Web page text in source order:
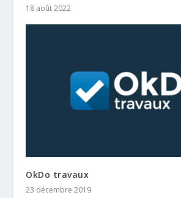
18 août 2022
OkDo travaux
23 décembre 2019